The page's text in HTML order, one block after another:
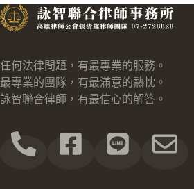
任何法律問題，有最專業的服務。
最專業的團隊，有最滿意的熱忱。
詠智聯合律師，有最信心的解答。